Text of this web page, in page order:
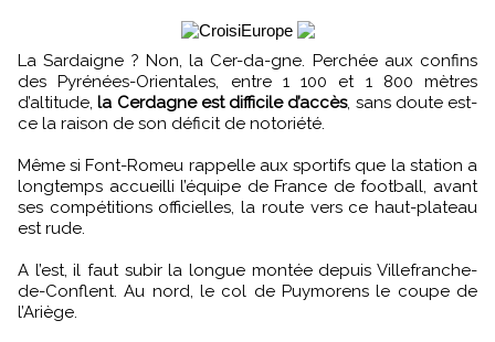
La Sardaigne ? Non, la Cer-da-gne. Perchée aux confins
des Pyrénées-Orientales, entre 1 100 et 1 800 mètres
d’altitude,la Cerdagne est difficile d’accès, sans doute est-
ce la raison de son déficit de notoriété.
Même si Font-Romeu rappelle aux sportifs que la station a
longtemps accueilli l’équipe de France de football, avant
ses compétitions officielles, la route vers ce haut-plateau
est rude.
A l’est, il faut subir la longue montée depuis Villefranche-
de-Conflent. Au nord, le col de Puymorens le coupe de
l’Ariège.